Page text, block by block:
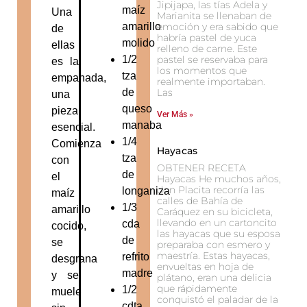
Una
de
ellas
es la
empanada,
una
pieza
esencial.
Comienza
con
el
maíz
amarillo
cocido,
se
desgrana
y se
muele
maíz
amarillo
molido
1/2
tza
de
queso
manaba
1/4
tza
de
longaniza
1/3
cda
de
refrito
madre
1/2
Jipijapa, las tías Adela y
Marianita se llenaban de
emoción y era sabido que
habría pastel de yuca
relleno de carne. Este
pastel se reservaba para
los momentos que
realmente importaban.
Las
Ver Más »
Hayacas
OBTENER RECETA
Hayacas He muchos años,
don Placita recorría las
calles de Bahía de
Caráquez en su bicicleta,
llevando en un cartoncito
las hayacas que su esposa
preparaba con esmero y
maestría. Estas hayacas,
envueltas en hoja de
plátano, eran una delicia
que rápidamente
conquistó el paladar de la